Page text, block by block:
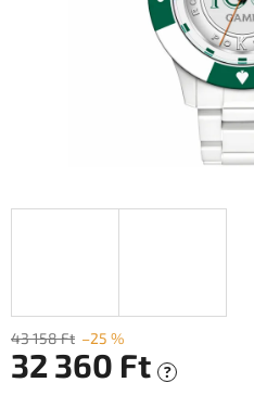
43 158 Ft –25 %
32 360 Ft ?